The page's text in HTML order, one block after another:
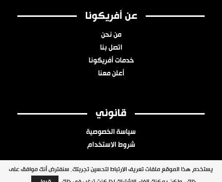
عن أفريكونا
من نحن
اتصل بنا
خدمات أفريكونا
أعلن معنا
قانوني
سياسة الخصوصية
شروط الاستخدام
يستخدم هذا الموقع ملفات تعريف الارتباط لتحسين تجربتك. سنفترض أنك موافق على